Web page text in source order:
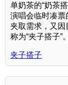
单奶茶的“奶茶
演唱会临时凑票
夹取需求，又因
称为“夹子搭子”。
夹子搭子